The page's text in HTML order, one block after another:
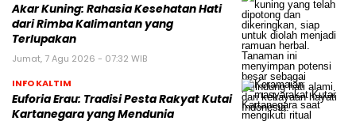
Akar Kuning: Rahasia Kesehatan Hati
dari Rimba Kalimantan yang
Terlupakan
Jumat, 7 Agu 2026 - 07:32 WIB
INFO KALTIM
Euforia Erau: Tradisi Pesta Rakyat Kutai
Kartanegara yang Mendunia